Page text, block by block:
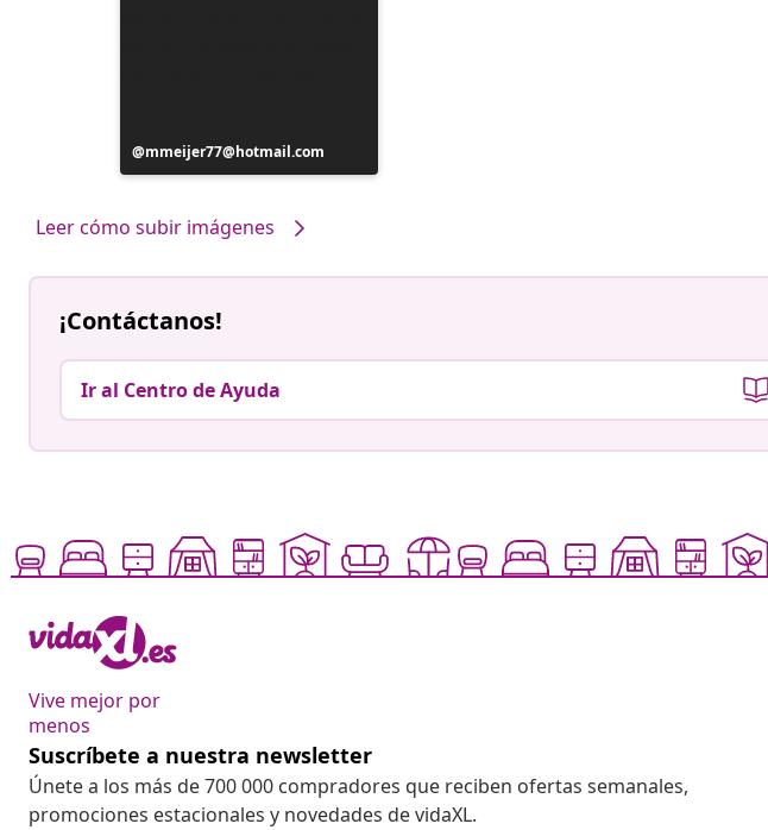
Publicación
realizada
mmeijer77@hotmail.com
Leer cómo subir imágenes
¡Contáctanos!
Ir al Centro de Ayuda
Vive mejor por
menos
Suscríbete a nuestra newsletter
Únete a los más de 700 000 compradores que reciben ofertas semanales,
promociones estacionales y novedades de vidaXL.